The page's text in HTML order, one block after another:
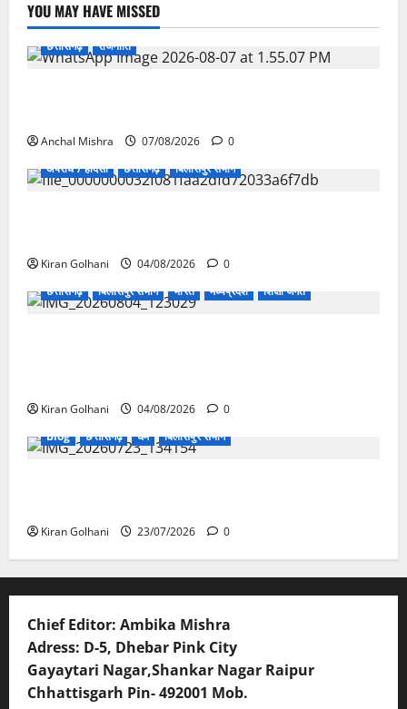
YOU MAY HAVE MISSED
छत्तीसगढ़ राजनीति
Anchal Mishra 07/08/2026
0
अपराध / हादसा
छत्तीसगढ़ बिलासपुर संभाग
Kiran Golhani 04/08/2026
0
छत्तीसगढ़
बिलासपुर संभाग भारत मध्यप्रदेश शिक्षा जगत
Kiran Golhani 04/08/2026
0
Blog
छत्तीसगढ़ धर्म बिलासपुर संभाग
Kiran Golhani 23/07/2026 0
Chief Editor: Ambika Mishra
Adress: D-5, Dhebar Pink City
Gayaytari Nagar,Shankar Nagar Raipur
Chhattisgarh Pin- 492001 Mob.